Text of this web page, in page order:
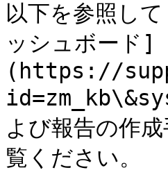
以下を参照し
ッシュボード]
(https://
よび報告の作
覧ください。